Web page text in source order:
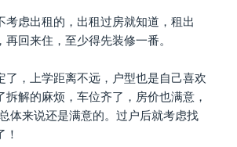
考虑出租的，出租过房就知道，租出
回来住，至少得先装修一番。
了，上学距离不远，户型也是自己喜欢
拆解的麻烦，车位齐了，房价也满意，
体来说还是满意的。过户后就考虑找